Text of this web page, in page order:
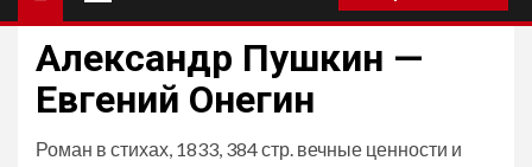
Александр Пушкин —
Евгений Онегин
Роман в стихах, 1833, 384 стр. вечные ценности и